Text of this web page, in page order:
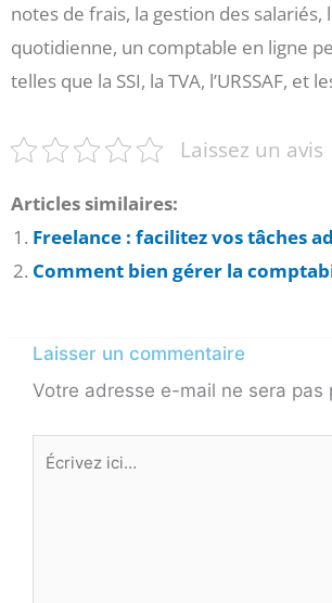
notes de frais, la gestion des
quotidienne, un comptable en ligne
telles que la SSI, la TVA, l’URSSAF, et
Laissez un avis
Articles similaires:
Freelance : facilitez vos tâches
Comment bien gérer la
Laisser un commentaire
Votre adresse e-mail ne sera pas
Écrivez